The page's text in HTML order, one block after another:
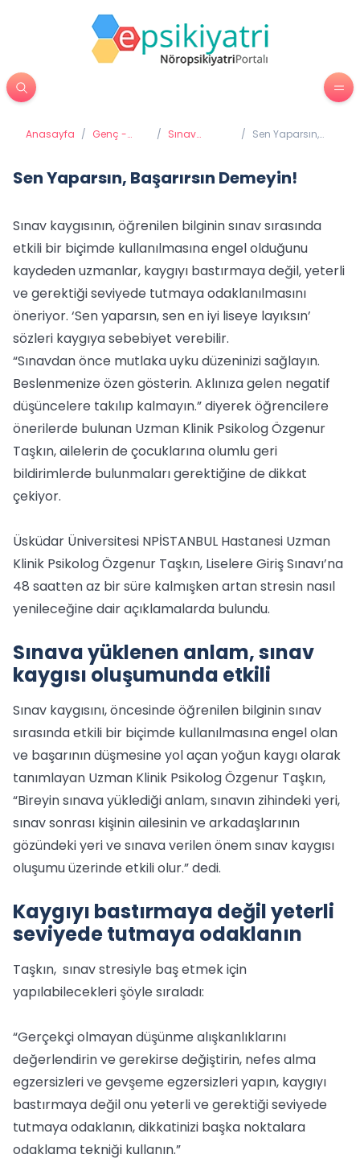
Anasayfa / Genç -
/ Sınav
/ Sen Yaparsın,
Sen Yaparsın, Başarırsın Demeyin!
Sınav kaygısının, öğrenilen bilginin sınav sırasında
etkili bir biçimde kullanılmasına engel olduğunu
kaydeden uzmanlar, kaygıyı bastırmaya değil, yeterli
ve gerektiği seviyede tutmaya odaklanılmasını
öneriyor. ‘Sen yaparsın, sen en iyi liseye layıksın’
sözleri kaygıya sebebiyet verebilir.
“Sınavdan önce mutlaka uyku düzeninizi sağlayın.
Beslenmenize özen gösterin. Aklınıza gelen negatif
düşüncelere takılıp kalmayın.” diyerek öğrencilere
önerilerde bulunan Uzman Klinik Psikolog Özgenur
Taşkın, ailelerin de çocuklarına olumlu geri
bildirimlerde bulunmaları gerektiğine de dikkat
çekiyor.
Üsküdar Üniversitesi NPİSTANBUL Hastanesi Uzman
Klinik Psikolog Özgenur Taşkın, Liselere Giriş Sınavı’na
48 saatten az bir süre kalmışken artan stresin nasıl
yenileceğine dair açıklamalarda bulundu.
Sınava yüklenen anlam, sınav
kaygısı oluşumunda etkili
Sınav kaygısını, öncesinde öğrenilen bilginin sınav
sırasında etkili bir biçimde kullanılmasına engel olan
ve başarının düşmesine yol açan yoğun kaygı olarak
tanımlayan Uzman Klinik Psikolog Özgenur Taşkın,
“Bireyin sınava yüklediği anlam, sınavın zihindeki yeri,
sınav sonrası kişinin ailesinin ve arkadaşlarının
gözündeki yeri ve sınava verilen önem sınav kaygısı
oluşumu üzerinde etkili olur.” dedi.
Kaygıyı bastırmaya değil yeterli
seviyede tutmaya odaklanın
Taşkın, sınav stresiyle baş etmek için
yapılabilecekleri şöyle sıraladı:
“Gerçekçi olmayan düşünme alışkanlıklarını
değerlendirin ve gerekirse değiştirin, nefes alma
egzersizleri ve gevşeme egzersizleri yapın, kaygıyı
bastırmaya değil onu yeterli ve gerektiği seviyede
tutmaya odaklanın, dikkatinizi başka noktalara
odaklama tekniği kullanın.”